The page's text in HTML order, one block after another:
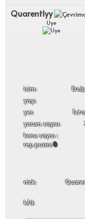
Quarentlyy
Üye
i̇sim:
yaşı:
yer:
yorum sayısı:
konu sayısı :
rep puanı:0
nick:
k/d: